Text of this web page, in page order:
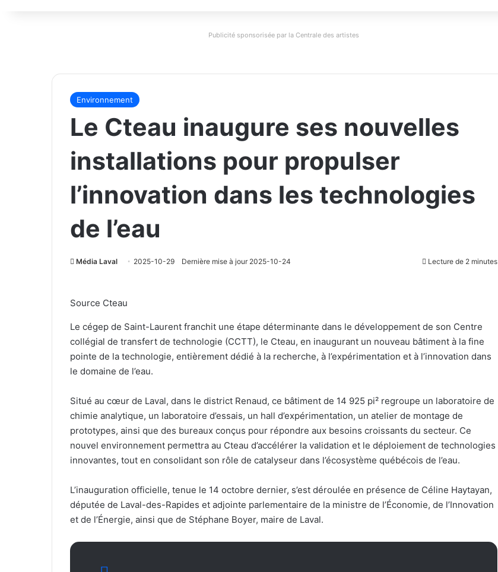
Publicité sponsorisée par la Centrale des artistes
Environnement
Le Cteau inaugure ses nouvelles
installations pour propulser
l’innovation dans les technologies
de l’eau
Média Laval 2025-10-29 Dernière mise à jour 2025-10-24 Lecture de 2 minutes
Source Cteau
Le cégep de Saint-Laurent franchit une étape déterminante dans le développement de son Centre
collégial de transfert de technologie (CCTT), le Cteau, en inaugurant un nouveau bâtiment à la fine
pointe de la technologie, entièrement dédié à la recherche, à l’expérimentation et à l’innovation dans
le domaine de l’eau.
Situé au cœur de Laval, dans le district Renaud, ce bâtiment de 14 925 pi² regroupe un laboratoire de
chimie analytique, un laboratoire d’essais, un hall d’expérimentation, un atelier de montage de
prototypes, ainsi que des bureaux conçus pour répondre aux besoins croissants du secteur. Ce
nouvel environnement permettra au Cteau d’accélérer la validation et le déploiement de technologies
innovantes, tout en consolidant son rôle de catalyseur dans l’écosystème québécois de l’eau.
L’inauguration officielle, tenue le 14 octobre dernier, s’est déroulée en présence de Céline Haytayan,
députée de Laval-des-Rapides et adjointe parlementaire de la ministre de l’Économie, de l’Innovation
et de l’Énergie, ainsi que de Stéphane Boyer, maire de Laval.